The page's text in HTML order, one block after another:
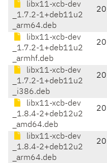
libx11-xcb-dev
_1.7.2-1+deb11u2
_arm64.deb
libx11-xcb-dev
_1.7.2-1+deb11u2
_armhf.deb
libx11-xcb-dev
_1.7.2-1+deb11u2
_i386.deb
libx11-xcb-dev
_1.8.4-2+deb12u2
_amd64.deb
libx11-xcb-dev
_1.8.4-2+deb12u2
_arm64.deb